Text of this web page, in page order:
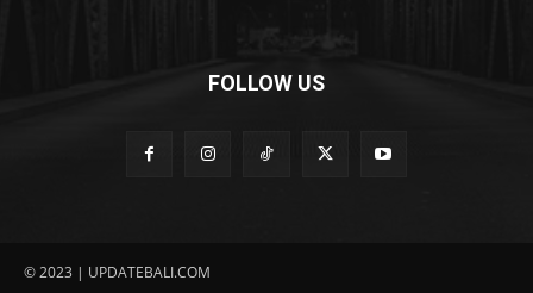
FOLLOW US
© 2023 | UPDATEBALI.COM